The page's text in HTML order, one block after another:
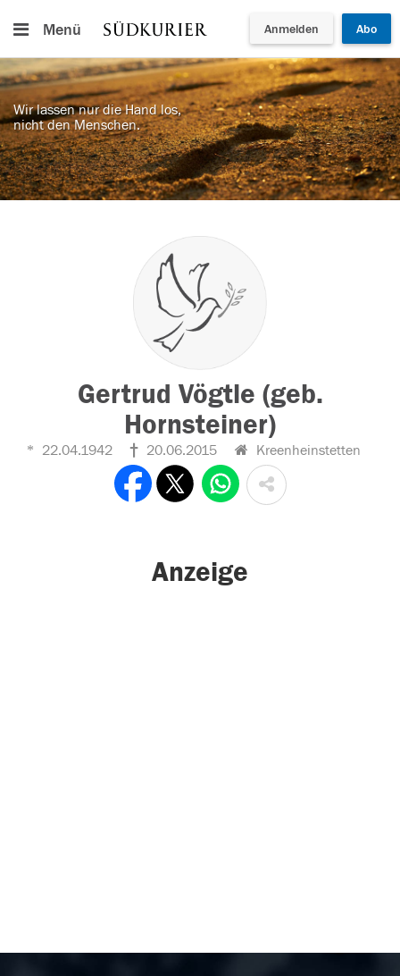
Menü Anmelden Abo
Wir lassen nur die Hand los,
nicht den Menschen.
Gertrud Vögtle (geb.
Hornsteiner)
22.04.1942 20.06.2015 Kreenheinstetten
Anzeige